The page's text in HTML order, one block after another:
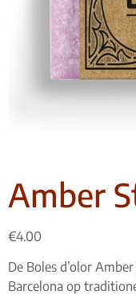
Amber
€4.00
De Boles d’olor
Barcelona op